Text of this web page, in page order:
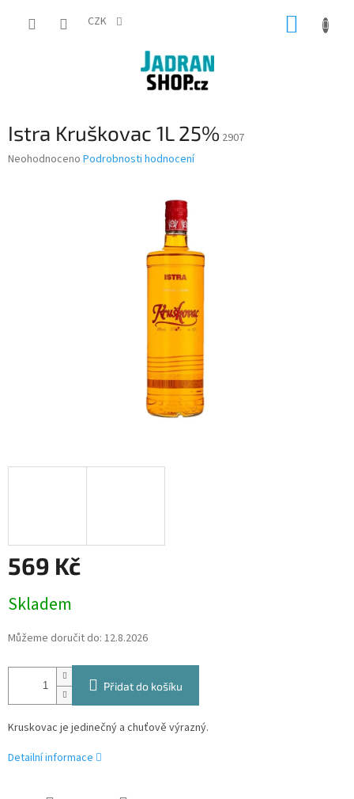
CZK
Istra Kruškovac 1L 25% 2907
Průměrné
Neohodnoceno Podrobnosti hodnocení
569 Kč
cena:
Skladem
Můžeme doručit do: 12.8.2026
Přidat do košíku
Kruskovac je jedinečný a chuťově výrazný.
Detailní informace